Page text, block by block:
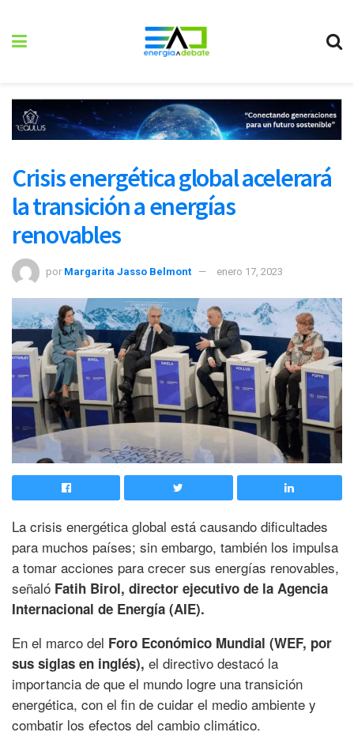
Crisis energética global acelerará
la transición a energías
renovables
por Margarita Jasso Belmont enero 17, 2023
La crisis energética global está causando dificultades
para muchos países; sin embargo, también los impulsa
a tomar acciones para crecer sus energías renovables,
señaló Fatih Birol, director ejecutivo de la Agencia
Internacional de Energía (AIE).
En el marco del Foro Económico Mundial (WEF, por
sus siglas en inglés), el directivo destacó la
importancia de que el mundo logre una transición
energética, con el fin de cuidar el medio ambiente y
combatir los efectos del cambio climático.